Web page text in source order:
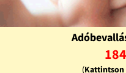
(Kattintson